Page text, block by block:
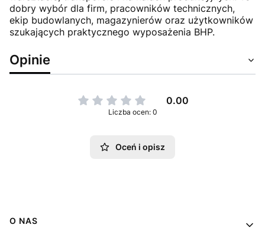
dobry wybór dla firm, pracowników technicznych,
ekip budowlanych, magazynierów oraz użytkowników
szukających praktycznego wyposażenia BHP.
Opinie
0.00
Liczba ocen: 0
Oceń i opisz
Linki w stopce
O NAS